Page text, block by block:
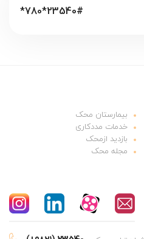
*780*23540#
بیمارستان محک
خدمات مددکاری
بازدید ازمحک
مجله محک